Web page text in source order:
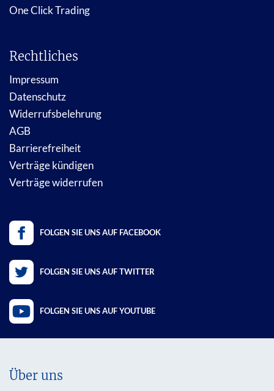
One Click Trading
Rechtliches
Impressum
Datenschutz
Widerrufsbelehrung
AGB
Barrierefreiheit
Verträge kündigen
Verträge widerrufen
FOLGEN SIE UNS AUF FACEBOOK
FOLGEN SIE UNS AUF TWITTER
FOLGEN SIE UNS AUF YOUTUBE
Über uns